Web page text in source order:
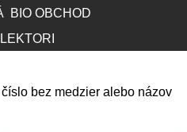
BIO OBCHOD
LEKTORI
bez medzier alebo názov